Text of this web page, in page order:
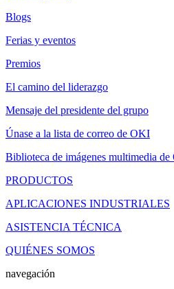
Blogs
Ferias y eventos
Premios
El camino del liderazgo
Mensaje del presidente del grupo
Únase a la lista de correo de OKI
Biblioteca de imágenes multimedia
PRODUCTOS
APLICACIONES INDUSTRIALES
ASISTENCIA TÉCNICA
QUIÉNES SOMOS
navegación